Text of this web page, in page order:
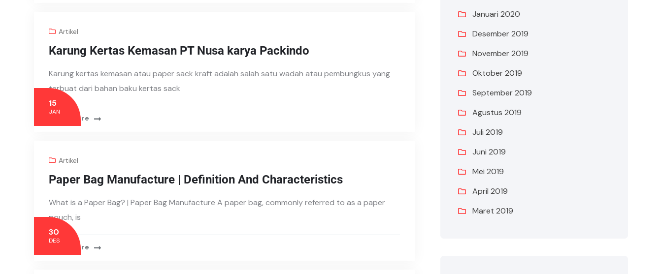
Artikel
Karung Kertas Kemasan PT Nusa karya Packindo
Karung kertas kemasan atau paper sack kraft adalah salah satu wadah atau pembungkus yang
terbuat dari bahan baku kertas sack
Read More
15
JAN
Artikel
Paper Bag Manufacture | Definition And Characteristics
What is a Paper Bag? | Paper Bag Manufacture A paper bag, commonly referred to as a paper
pouch, is
Read More
30
DES
Januari 2020
Desember 2019
November 2019
Oktober 2019
September 2019
Agustus 2019
Juli 2019
Juni 2019
Mei 2019
April 2019
Maret 2019